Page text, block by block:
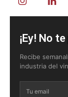
¡Ey! No
Recibe
industria del